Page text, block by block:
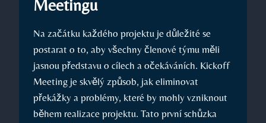
Meetingu
Na začátku každého projektu je důležité se
postarat o to, aby všechny členové týmu měli
jasnou představu o cílech a očekáváních. Kickoff
Meeting je skvělý způsob, jak eliminovat
překážky a problémy, které by mohly vzniknout
během realizace projektu. Tato první schůzka